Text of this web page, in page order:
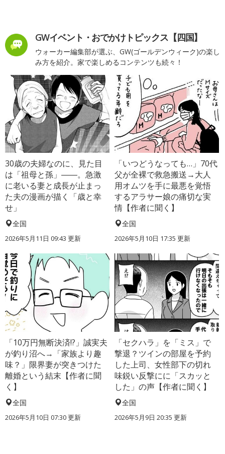
GWイベント・おでかけトピックス【四国】
ウォーカー編集部が選ぶ、GW(ゴールデンウィーク)の楽し
み方を紹介。家で楽しめるコンテンツも続々！
30歳の夫婦なのに、見た目
は「祖母と孫」――。急激
に老いる妻と成長が止まっ
た夫の漫画が描く「歳と幸
せ」
全国
2026年5月11日 09:43 更新
「いつどうなっても…」70代
父が全裸で救急搬送→大人
用オムツを手に最悪を覚悟
するアラサー娘の痛切な実
情【作者に聞く】
全国
2026年5月10日 17:35 更新
「10万円無断決済!?」誠実夫
が釣り沼へ→「家族より趣
味？」限界妻が突きつけた
離婚という結末【作者に聞
く】
全国
2026年5月10日 07:30 更新
「セクハラ」を「ミス」で
撃退？ツインの部屋を予約
した上司、女性部下の切れ
味鋭い反撃にに「スカッと
した」の声【作者に聞く】
全国
2026年5月9日 20:35 更新